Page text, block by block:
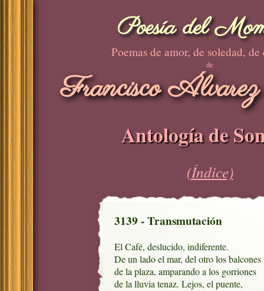
Poesía del
Poemas de amor, de soledad, de
de
Francisco
Antología de
(Índice)
3139 - Transmutación
El Café, deslucido, indiferente.
De un lado el mar, del otro los balcones
de la plaza, amparando a los gorriones
de la lluvia tenaz. Lejos, el puente,